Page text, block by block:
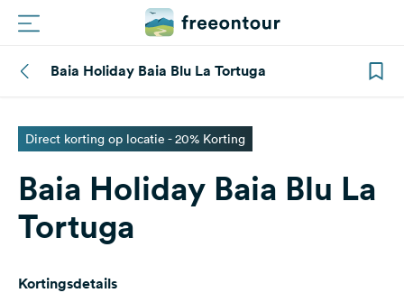
Campings
Magazine
Partners
Registreren
Baia Holiday Baia Blu La Tortuga
Direct korting op locatie - 20% Korting
Baia Holiday Baia Blu La
Tortuga
Kortingsdetails